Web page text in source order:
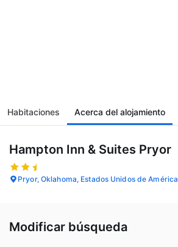
Habitaciones Acerca del alojamiento
Hampton Inn & Suites Pryor
Pryor, Oklahoma, Estados Unidos de América
Modificar búsqueda